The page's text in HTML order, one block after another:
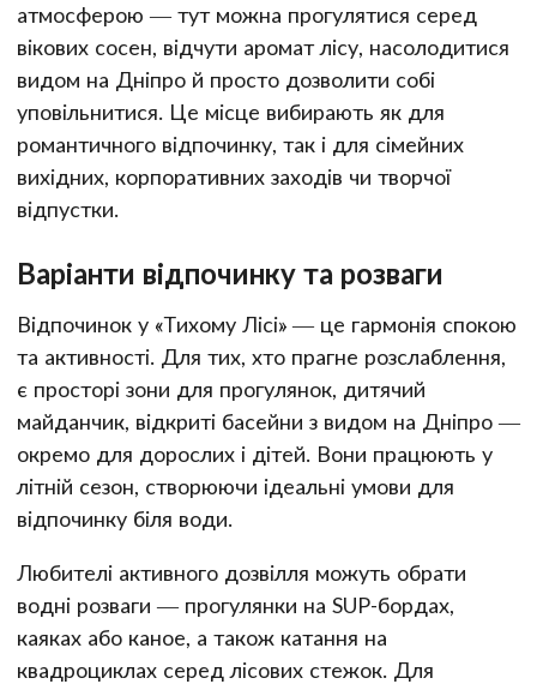
атмосферою — тут можна прогулятися серед
вікових сосен, відчути аромат лісу, насолодитися
видом на Дніпро й просто дозволити собі
уповільнитися. Це місце вибирають як для
романтичного відпочинку, так і для сімейних
вихідних, корпоративних заходів чи творчої
відпустки.
Варіанти відпочинку та розваги
Відпочинок у «Тихому Лісі» — це гармонія спокою
та активності. Для тих, хто прагне розслаблення,
є просторі зони для прогулянок, дитячий
майданчик, відкриті басейни з видом на Дніпро —
окремо для дорослих і дітей. Вони працюють у
літній сезон, створюючи ідеальні умови для
відпочинку біля води.
Любителі активного дозвілля можуть обрати
водні розваги — прогулянки на SUP-бордах,
каяках або каное, а також катання на
квадроциклах серед лісових стежок. Для